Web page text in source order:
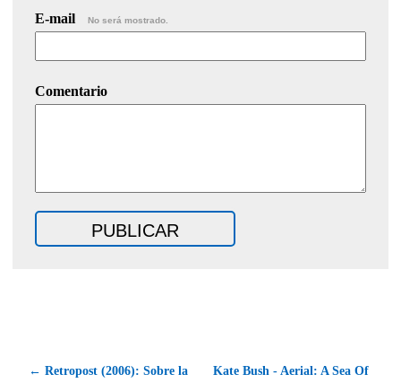
E-mail No será mostrado.
Comentario
← Retropost (2006): Sobre la Kate Bush - Aerial: A Sea Of